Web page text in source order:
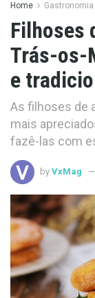
Home Gastronomia
Filhoses
Trás-os-
e
As filhoses de
mais
fazê-las com
by VxMag